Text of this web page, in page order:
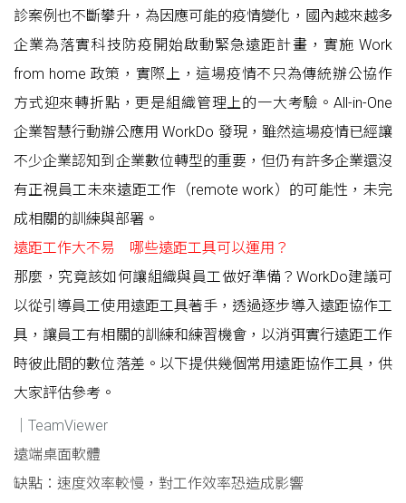
診案例也不斷攀升，為因應可能的疫情變化，國內越來越多
企業為落實科技防疫開始啟動緊急遠距計畫，實施 Work
from home 政策，實際上，這場疫情不只為傳統辦公協作
方式迎來轉折點，更是組織管理上的一大考驗。All-in-One
企業智慧行動辦公應用 WorkDo 發現，雖然這場疫情已經讓
不少企業認知到企業數位轉型的重要，但仍有許多企業還沒
有正視員工未來遠距工作（remote work）的可能性，未完
成相關的訓練與部署。
遠距工作大不易 哪些遠距工具可以運用？
那麼，究竟該如何讓組織與員工做好準備？WorkDo建議可
以從引導員工使用遠距工具著手，透過逐步導入遠距協作工
具，讓員工有相關的訓練和練習機會，以消弭實行遠距工作
時彼此間的數位落差。以下提供幾個常用遠距協作工具，供
大家評估參考。
TeamViewer
遠端桌面軟體
缺點：速度效率較慢，對工作效率恐造成影響